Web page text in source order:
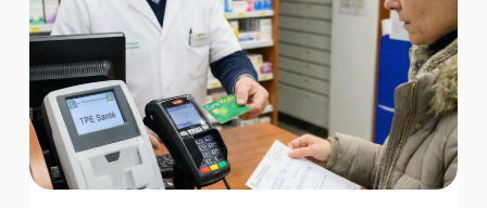
pharmacie
:
encaissement
Carte
Vitale
et
CB
en